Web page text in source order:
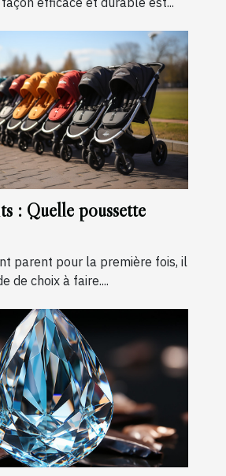
: Quelle poussette
parent pour la première fois, il
de choix à faire....